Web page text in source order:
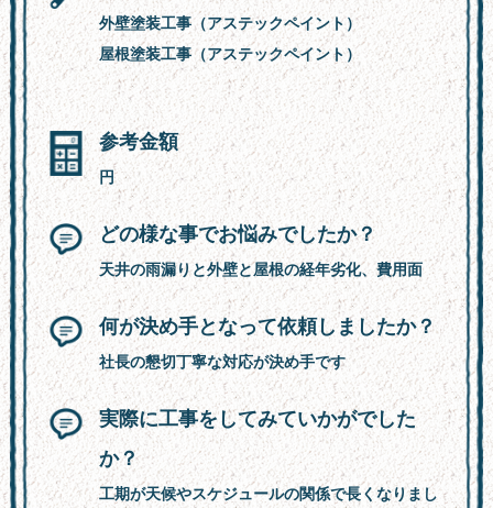
外壁塗装工事（アステックペイント）
屋根塗装工事（アステックペイント）
参考金額
円
どの様な事でお悩みでしたか？
天井の雨漏りと外壁と屋根の経年劣化、費用面
何が決め手となって依頼しましたか？
社長の懇切丁寧な対応が決め手です
実際に工事をしてみていかがでした
か？
工期が天候やスケジュールの関係で長くなりまし